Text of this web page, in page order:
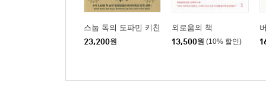
스눕 독의 도파민 키친
23,200원
외로움의 책
13,500원 (10% 할인)